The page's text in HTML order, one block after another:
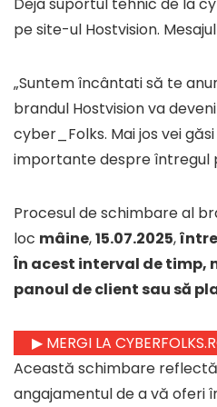
pe site-ul Hostvision.
„Suntem încântati să te
brandul Hostvision va
cyber_Folks. Mai jos vei
importante despre întregul
Procesul de schimbare al
loc mâine,15.07.2025,între
În acest interval de timp,
panoul de client sau să
▶ MERGI LA
Această schimbare
angajamentul de a vă oferi